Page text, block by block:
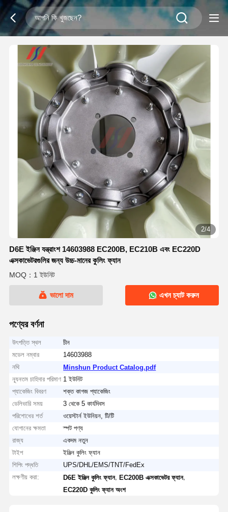
2/4
D6E ইঞ্জিন যন্ত্রাংশ 14603988 EC200B, EC210B এবং EC220D
এক্সকাভেটরগুলির জন্য উচ্চ-মানের কুলিং ফ্যান
MOQ：1 ইউনিট
ভালো দাম এখন চ্যাট করুন
পণ্যের বর্ণনা
উৎপত্তি স্থল
চীন
মডেল নম্বার
14603988
নথি
Minshun Product Catalog.pdf
ন্যূনতম চাহিদার পরিমাণ 1 ইউনিট
প্যাকেজিং বিবরণ
শক্ত কাগজ প্যাকেজিং
ডেলিভারি সময়
3 থেকে 5 কার্যদিবস
পরিশোধের শর্ত
ওয়েস্টার্ন ইউনিয়ন, টি/টি
যোগানের ক্ষমতা
স্পট পণ্য
রাজ্য
একদম নতুন
টাইপ
ইঞ্জিন কুলিং ফ্যান
শিপিং পদ্ধতি
UPS/DHL/EMS/TNT/FedEx
লক্ষণীয় করা:
D6E ইঞ্জিন কুলিং ফ্যান,EC200B এক্সকাভেটর ফ্যান,
EC220D কুলিং ফ্যান অংশ